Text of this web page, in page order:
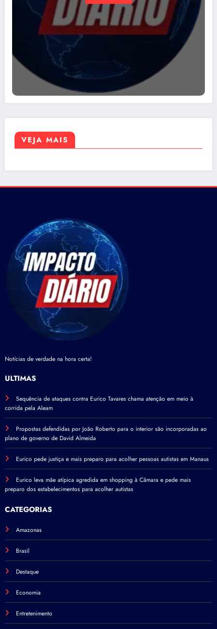
VEJA MAIS
Notícias de verdade na hora certa!
ÚLTIMAS
Sequência de ataques contra Eurico Tavares chama atenção em meio à
corrida pela Aleam
Propostas defendidas por João Roberto para o interior são incorporadas ao
plano de governo de David Almeida
Eurico pede justiça e mais preparo para acolher pessoas autistas em Manaus
Eurico leva mãe atípica agredida em shopping à Câmara e pede mais
preparo dos estabelecimentos para acolher autistas
CATEGORIAS
Amazonas
Brasil
Destaque
Economia
Entretenimento